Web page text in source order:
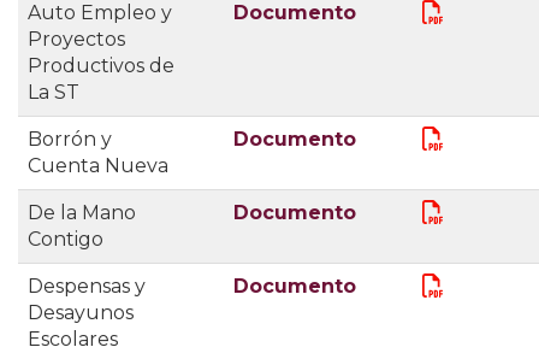
Auto Empleo y
Proyectos
Productivos de
La ST
Documento
Borrón y
Cuenta Nueva
Documento
De la Mano
Contigo
Documento
Despensas y
Desayunos
Escolares
Documento